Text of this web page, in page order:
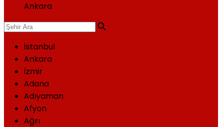
Ankara
İstanbul
Ankara
İzmir
Adana
Adıyaman
Afyon
Ağrı